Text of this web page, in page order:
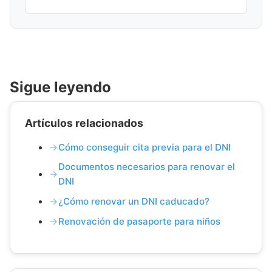
Sigue leyendo
Artículos relacionados
Cómo conseguir cita previa para el DNI
Documentos necesarios para renovar el
DNI
¿Cómo renovar un DNI caducado?
Renovación de pasaporte para niños